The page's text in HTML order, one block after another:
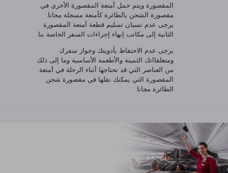
المقصورة ويتم حمل أمتعة المقصورة الأخرى في
مقصورة الشحن بالطائرة كأمتعة مسجلة مجانا.
يرجى عدم نسيان تسليم قطعة أمتعة المقصورة
الثانية إلى مكاتب إنهاء إجراءات السفر الخاصة بنا.
يرجى عدم الاحتفاظ بأدويتك وجواز سفرك
ومتعلقااتك الثمينة والأطعمة الأساسية وما إلى ذلك
من العناصر التي قد تحتاجها أثناء الرحلة في أمتعة
المقصورة التي يمكنك نقلها في مقصورة شحن
الطائرة مجانا.